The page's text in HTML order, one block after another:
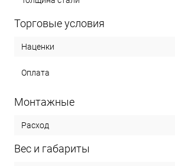
Торговые условия
Наценки
Оплата
Монтажные
Расход
Вес и габариты